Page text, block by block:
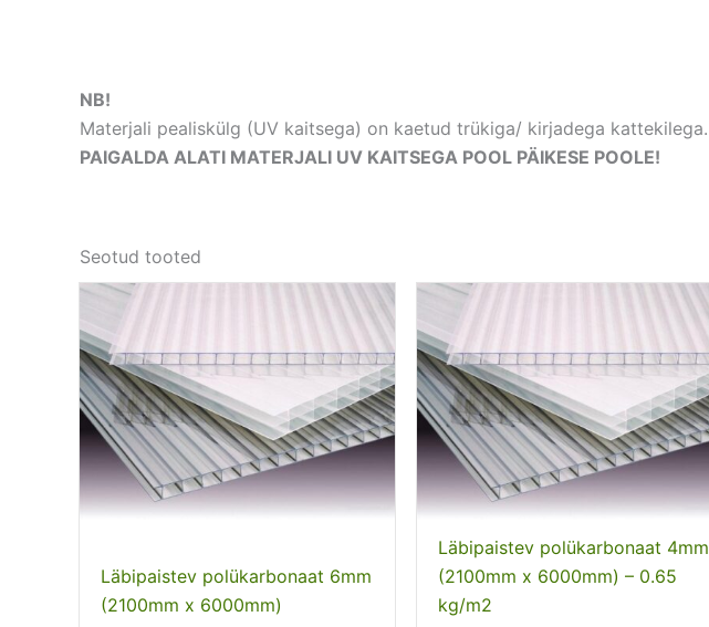
NB!
Materjali pealiskülg (UV kaitsega) on kaetud trükiga/ kirjadega kattekilega.
PAIGALDA ALATI MATERJALI UV KAITSEGA POOL PÄIKESE POOLE!
Seotud tooted
Läbipaistev polükarbonaat 6mm
(2100mm x 6000mm)
Läbipaistev polükarbonaat 4mm
(2100mm x 6000mm) – 0.65
kg/m2